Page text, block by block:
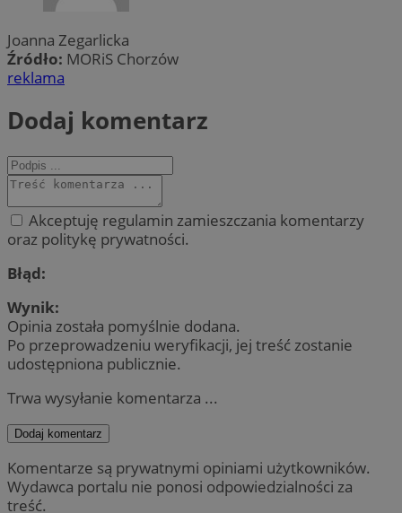
Joanna Zegarlicka
Źródło: MORiS Chorzów
reklama
Dodaj komentarz
Akceptuję regulamin zamieszczania komentarzy
oraz politykę prywatności.
Błąd:
Wynik:
Opinia została pomyślnie dodana.
Po przeprowadzeniu weryfikacji, jej treść zostanie
udostępniona publicznie.
Trwa wysyłanie komentarza ...
Dodaj komentarz
Komentarze są prywatnymi opiniami użytkowników.
Wydawca portalu nie ponosi odpowiedzialności za
treść.